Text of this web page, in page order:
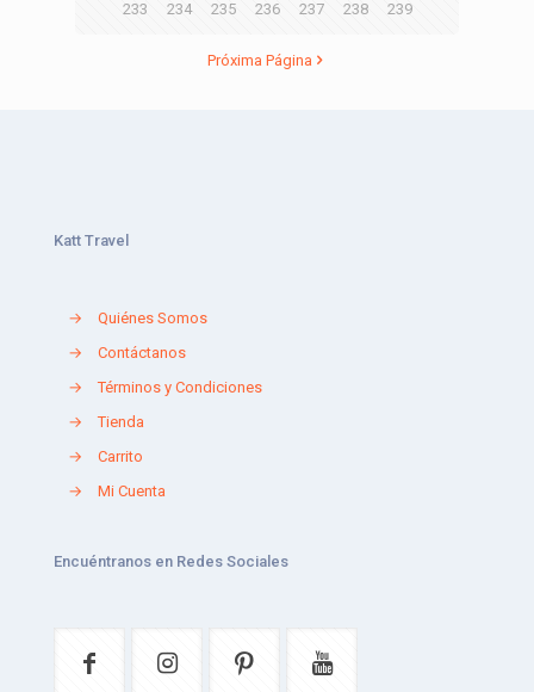
233 234 235 236 237 238 239
Próxima Página
Katt Travel
→
Quiénes Somos
→
Contáctanos
→
Términos y Condiciones
→
Tienda
→
Carrito
→
Mi Cuenta
Encuéntranos en Redes Sociales